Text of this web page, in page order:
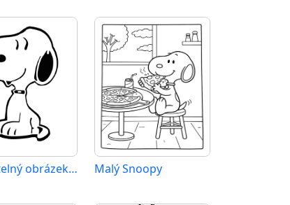
Tisknutelný obrázek Snoopyho Malý Snoopy